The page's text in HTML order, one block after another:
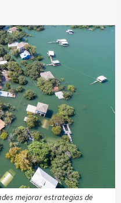
mejorar estrategias de